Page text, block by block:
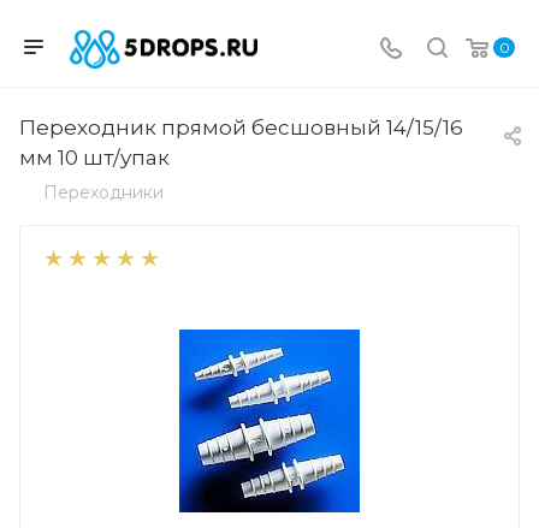
0
Переходник прямой бесшовный 14/15/16
мм 10 шт/упак
Переходники